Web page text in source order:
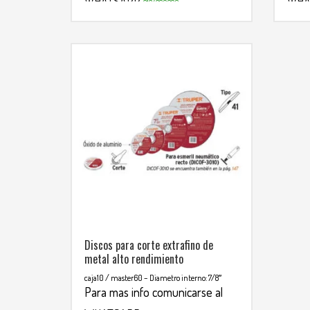
3134392699
Discos para corte extrafino de
metal alto rendimiento
caja10 / master60 – Diametro interno: 7/8″
Para mas info comunicarse al